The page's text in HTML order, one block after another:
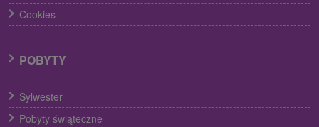
Cookies
POBYTY
Sylwester
Pobyty świąteczne